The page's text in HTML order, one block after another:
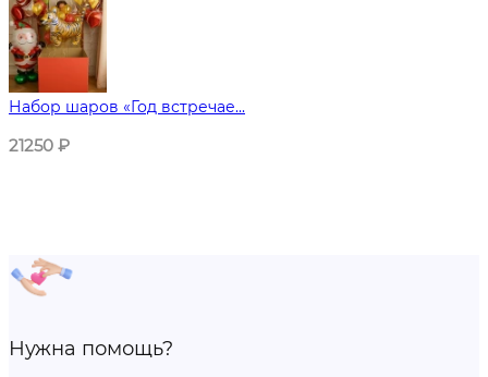
Набор шаров «Год встречае...
21250 ₽
Нужна помощь?